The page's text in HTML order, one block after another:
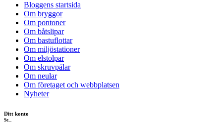
Bloggens startsida
Om bryggor
Om pontoner
Om båtslipar
Om bastuflottar
Om miljöstationer
Om elstolpar
Om skruvpålar
Om neular
Om företaget och webbplatsen
Nyheter
Ditt konto
Se...